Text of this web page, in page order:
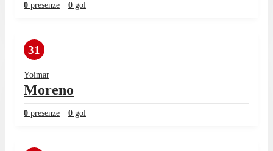
0 presenze 0 gol
31
Yoimar
Moreno
0 presenze 0 gol